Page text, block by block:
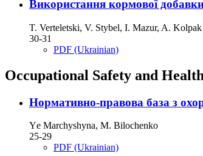
Використання кормової
T. Verteletski, V. Stybel, I. Mazur, A. Kolpak
30-31
PDF (Ukrainian)
Occupational Safety and Health
Нормативно-правова база з
Yе Marchyshyna, M. Bilochenko
25-29
PDF (Ukrainian)